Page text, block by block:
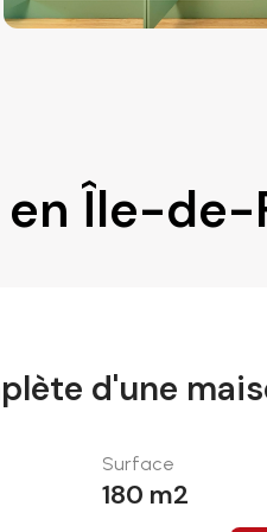
en Île-
d'une
Surface
180 m2